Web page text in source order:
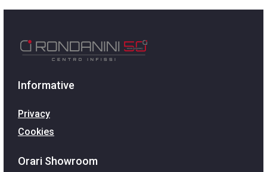
Informative
Privacy
Cookies
Orari Showroom